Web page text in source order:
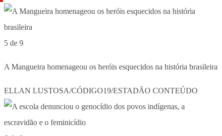
5 de 9
A Mangueira homenageou os heróis esquecidos na história brasileira
ELLAN LUSTOSA/CÓDIGO19/ESTADÃO CONTEÚDO